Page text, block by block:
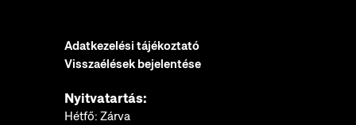
Adatkezelési tájékoztató
Visszaélések bejelentése
Nyitvatartás:
Hétfő: Zárva